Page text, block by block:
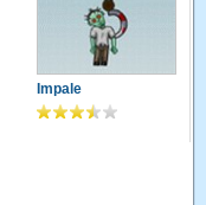
Impale